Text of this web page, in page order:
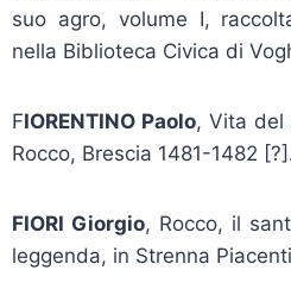
suo agro, volume I,
nella Biblioteca Civica di
FIORENTINO Paolo, Vita del
Rocco, Brescia 1481-1482
FIORI Giorgio, Rocco, il
leggenda, in Strenna